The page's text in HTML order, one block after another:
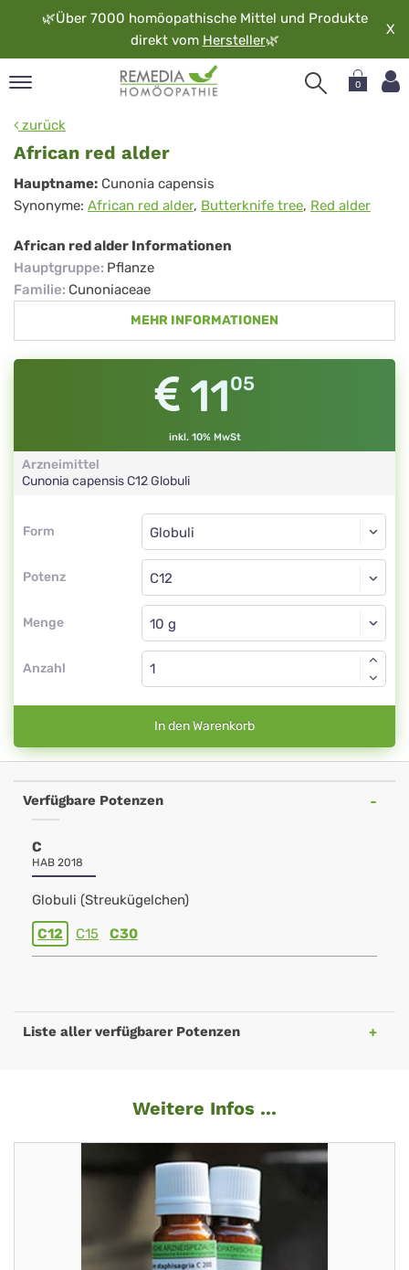
🌿Über 7000 homöopathische Mittel und Produkte
direkt vom Hersteller🌿
X
0
zurück
African red alder
African
red
alder
Hauptname: Cunonia capensis
Synonyme: African red alder, Butterknife tree, Red alder
African red alder Informationen
Hauptgruppe: Pflanze
Familie: Cunoniaceae
MEHR INFORMATIONEN
1105
inkl. 10% MwSt
Arzneimittel
Cunonia capensisC12Globuli
Form
Form
Potenz
Globuli
C12
Menge
Globuli
Anzahl
In den Warenkorb
Verfügbare Potenzen
C
HAB 2018
Globuli (Streukügelchen)
C12 C15 C30
Liste aller verfügbarer Potenzen
Weitere Infos ...